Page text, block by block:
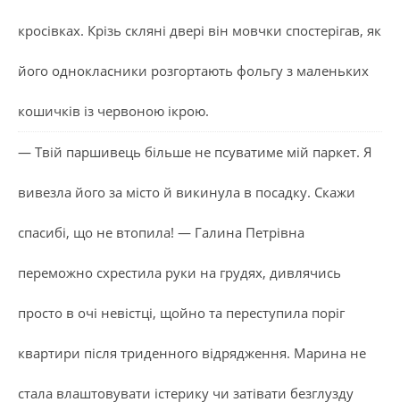
кросівках. Крізь скляні двері він мовчки спостерігав, як
його однокласники розгортають фольгу з маленьких
кошичків із червоною ікрою.
— Твій паршивець більше не псуватиме мій паркет. Я
вивезла його за місто й викинула в посадку. Скажи
спасибі, що не втопила! — Галина Петрівна
переможно схрестила руки на грудях, дивлячись
просто в очі невістці, щойно та переступила поріг
квартири після триденного відрядження. Марина не
стала влаштовувати істерику чи затівати безглузду